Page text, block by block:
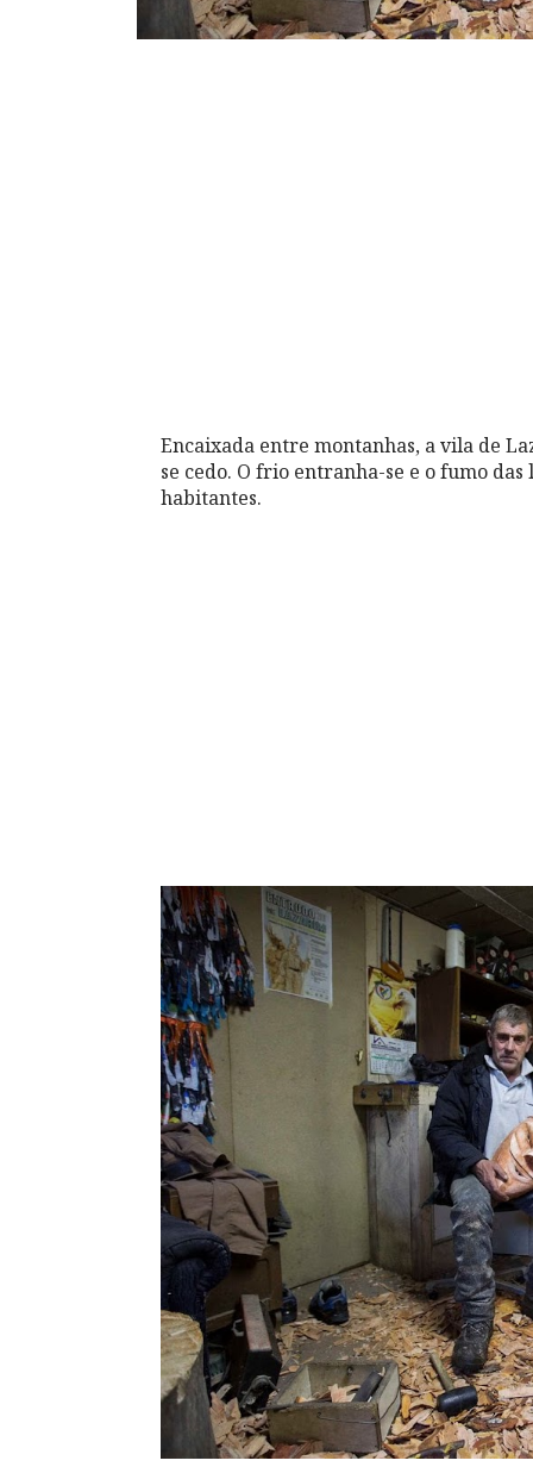
Encaixada entre montanhas, a vila de
se cedo. O frio entranha-se e o fumo
habitantes.